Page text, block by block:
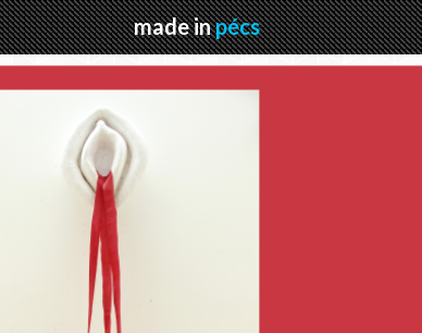
made inpécs